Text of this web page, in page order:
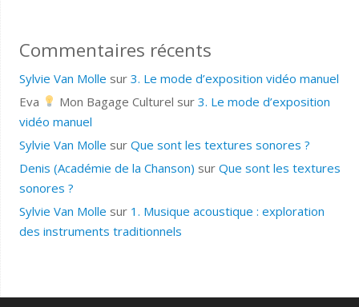
Commentaires récents
Sylvie Van Molle sur 3. Le mode d’exposition vidéo manuel
Eva
Mon Bagage Culturel sur 3. Le mode d’exposition
vidéo manuel
Sylvie Van Molle sur Que sont les textures sonores ?
Denis (Académie de la Chanson) sur Que sont les textures
sonores ?
Sylvie Van Molle sur 1. Musique acoustique : exploration
des instruments traditionnels